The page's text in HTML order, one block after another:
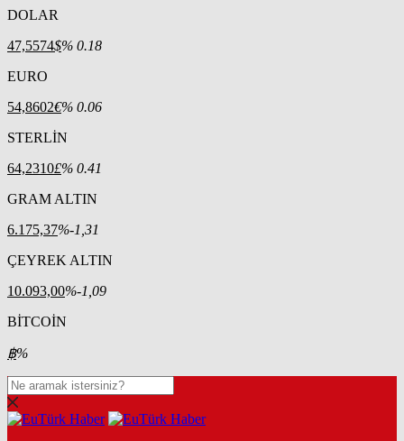
DOLAR
47,5574$% 0.18
EURO
54,8602€% 0.06
STERLİN
64,2310£% 0.41
GRAM ALTIN
6.175,37%-1,31
ÇEYREK ALTIN
10.093,00%-1,09
BİTCOİN
฿%